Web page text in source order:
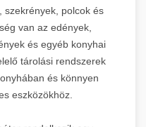
szekrények, polcok és
van az edények,
és egyéb konyhai
tárolási rendszerek
és könnyen
eszközökhöz.